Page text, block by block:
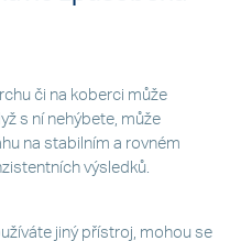
či na koberci může
s ní nehýbete, může
na stabilním a rovném
výsledků.
jiný přístroj, mohou se